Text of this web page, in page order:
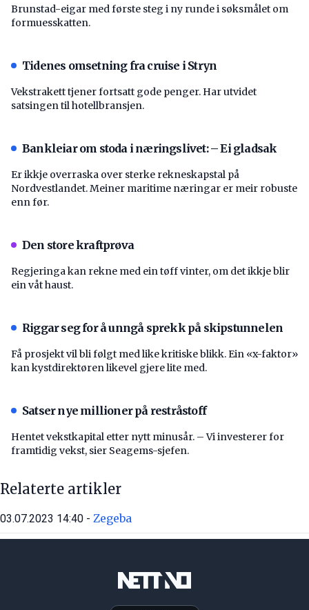
Brunstad-eigar med første steg i ny runde i søksmålet om
formuesskatten.
Tidenes omsetning fra cruise i Stryn
Vekstrakett tjener fortsatt gode penger. Har utvidet
satsingen til hotellbransjen.
Bankleiar om stoda i næringslivet: – Ei gladsak
Er ikkje overraska over sterke rekneskapstal på
Nordvestlandet. Meiner maritime næringar er meir robuste
enn før.
Den store kraftprøva
Regjeringa kan rekne med ein tøff vinter, om det ikkje blir
ein våt haust.
Riggar seg for å unngå sprekk på skipstunnelen
Få prosjekt vil bli følgt med like kritiske blikk. Ein «x-faktor»
kan kystdirektøren likevel gjere lite med.
Satser nye millioner på restråstoff
Hentet vekstkapital etter nytt minusår. – Vi investerer for
framtidig vekst, sier Seagems-sjefen.
Relaterte artikler
03.07.2023 14:40 - Zegeba